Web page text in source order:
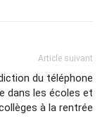
Article suivant
du téléphone
dans les écoles et
à la rentrée